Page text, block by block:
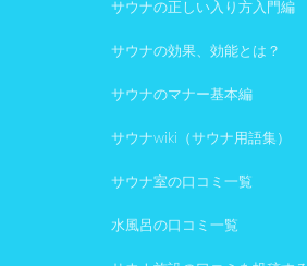
サウナの正しい入り方入門編
サウナの効果、効能とは？
サウナのマナー基本編
サウナwiki（サウナ用語集）
サウナ室の口コミ一覧
水風呂の口コミ一覧